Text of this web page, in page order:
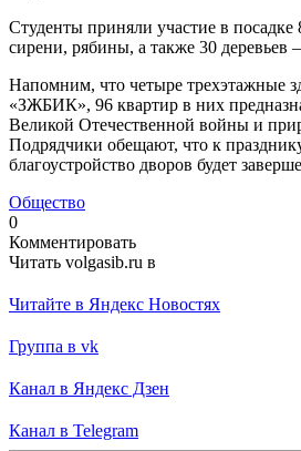
Студенты приняли участие в посадке
сирени, рябины, а также 30 деревьев
Напомним, что четыре трехэтажные
«ЗЖБИК», 96 квартир в них
Великой Отечественной войны и
Подрядчики обещают, что к
благоустройство дворов будет
Общество
0
Комментировать
Читать volgasib.ru в
Читайте в Яндекс Новостях
Группа в vk
Канал в Яндекс Дзен
Канал в Telegram